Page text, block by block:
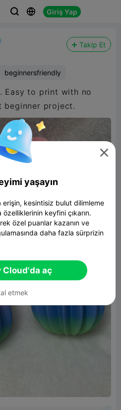
  Giriş Yap
Takip Et
beginnersfriendly
Easy to print with no
beginner project.

yaşayın
erişin, kesintisiz bulut dilimleme
keyfini çıkarın.
özel puanlar kazanın ve
daha fazla sürprizin
Cloud'da aç
etmek